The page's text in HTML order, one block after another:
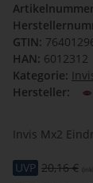
GTIN:
HAN: 6012312
Kategorie:
Hersteller:
Invis Mx2
UVP 20,16 €